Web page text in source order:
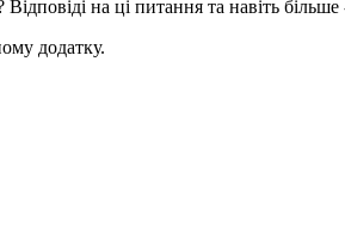
на ці питання та навіть
додатку.